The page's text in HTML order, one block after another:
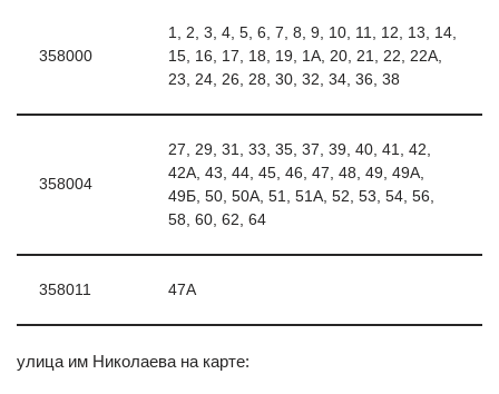
358000
1, 2, 3, 4, 5, 6, 7, 8, 9, 10, 11, 12, 13, 14,
15, 16, 17, 18, 19, 1А, 20, 21, 22, 22А,
23, 24, 26, 28, 30, 32, 34, 36, 38
358004
27, 29, 31, 33, 35, 37, 39, 40, 41, 42,
42А, 43, 44, 45, 46, 47, 48, 49, 49А,
49Б, 50, 50А, 51, 51А, 52, 53, 54, 56,
58, 60, 62, 64
358011 47А
улица им Николаева на карте: